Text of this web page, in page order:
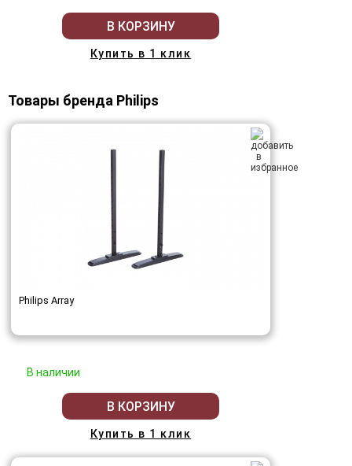
В КОРЗИНУ
Купить в 1 клик
Товары бренда Philips
Philips Array
В наличии
В КОРЗИНУ
Купить в 1 клик